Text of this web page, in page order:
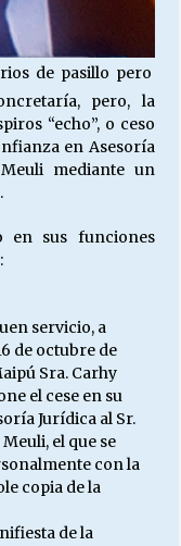
DESPIDOS
Souls (Salvar
la riqueza
de pasillo pero
pero, la
“echo”, o ceso
en Asesoría
mediante un
en sus funciones
servicio, a
de octubre de
Sra. Carhy
el cese en su
Jurídica al Sr.
el que se
con la
copia de la
de la